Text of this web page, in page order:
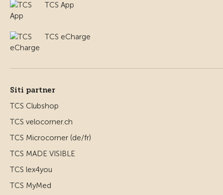
TCS App
TCS eCharge
Siti partner
TCS Clubshop
TCS velocorner.ch
TCS Microcorner (de/fr)
TCS MADE VISIBLE
TCS lex4you
TCS MyMed